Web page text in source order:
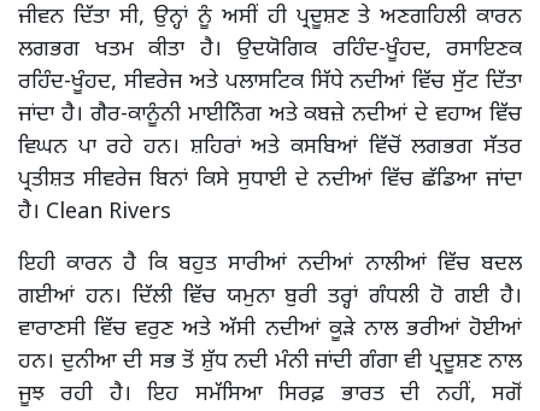
ਜੀਵਨ ਦਿੱਤਾ ਸੀ, ਉਨ੍ਹਾਂ ਨੂੰ ਅਸੀਂ ਹੀ ਪ੍ਰਦੂਸ਼ਣ ਤੇ ਅਣਗਹਿਲੀ ਕਾਰਨ
ਲਗਭਗ ਖਤਮ ਕੀਤਾ ਹੈ। ਉਦਯੋਗਿਕ ਰਹਿੰਦ-ਖੂੰਹਦ, ਰਸਾਇਣਕ
ਰਹਿੰਦ-ਖੂੰਹਦ, ਸੀਵਰੇਜ ਅਤੇ ਪਲਾਸਟਿਕ ਸਿੱਧੇ ਨਦੀਆਂ ਵਿੱਚ ਸੁੱਟ ਦਿੱਤਾ
ਜਾਂਦਾ ਹੈ। ਗੈਰ-ਕਾਨੂੰਨੀ ਮਾਈਨਿੰਗ ਅਤੇ ਕਬਜ਼ੇ ਨਦੀਆਂ ਦੇ ਵਹਾਅ ਵਿੱਚ
ਵਿਘਨ ਪਾ ਰਹੇ ਹਨ। ਸ਼ਹਿਰਾਂ ਅਤੇ ਕਸਬਿਆਂ ਵਿੱਚੋਂ ਲਗਭਗ ਸੱਤਰ
ਪ੍ਰਤੀਸ਼ਤ ਸੀਵਰੇਜ ਬਿਨਾਂ ਕਿਸੇ ਸੁਧਾਈ ਦੇ ਨਦੀਆਂ ਵਿੱਚ ਛੱਡਿਆ ਜਾਂਦਾ
ਹੈ। Clean Rivers
ਇਹੀ ਕਾਰਨ ਹੈ ਕਿ ਬਹੁਤ ਸਾਰੀਆਂ ਨਦੀਆਂ ਨਾਲੀਆਂ ਵਿੱਚ ਬਦਲ
ਗਈਆਂ ਹਨ। ਦਿੱਲੀ ਵਿੱਚ ਯਮੁਨਾ ਬੁਰੀ ਤਰ੍ਹਾਂ ਗੰਧਲੀ ਹੋ ਗਈ ਹੈ।
ਵਾਰਾਣਸੀ ਵਿੱਚ ਵਰੁਣ ਅਤੇ ਅੱਸੀ ਨਦੀਆਂ ਕੂੜੇ ਨਾਲ ਭਰੀਆਂ ਹੋਈਆਂ
ਹਨ। ਦੁਨੀਆ ਦੀ ਸਭ ਤੋਂ ਸ਼ੁੱਧ ਨਦੀ ਮੰਨੀ ਜਾਂਦੀ ਗੰਗਾ ਵੀ ਪ੍ਰਦੂਸ਼ਣ ਨਾਲ
ਜੂਝ ਰਹੀ ਹੈ। ਇਹ ਸਮੱਸਿਆ ਸਿਰਫ਼ ਭਾਰਤ ਦੀ ਨਹੀਂ, ਸਗੋਂ